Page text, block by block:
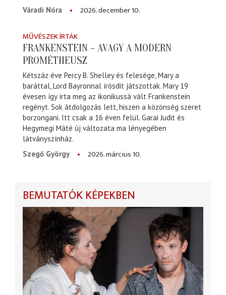
Váradi Nóra
2026. december 10.
MŰVÉSZEK ÍRTÁK
FRANKENSTEIN – AVAGY A MODERN
PROMÉTHEUSZ
Kétszáz éve Percy B. Shelley és felesége, Mary a
baráttal, Lord Bayronnal írósdit játszottak. Mary 19
évesen így írta meg az ikonikussá vált Frankenstein
regényt. Sok átdolgozás lett, hiszen a közönség szeret
borzongani. Itt csak a 16 éven felül. Garai Judit és
Hegymegi Máté új változata ma lényegében
látványszínház.
Szegő György
2026. március 10.
BEMUTATÓK KÉPEKBEN